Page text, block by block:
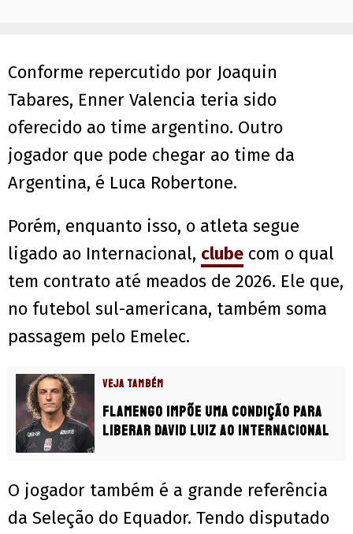
Conforme repercutido por Joaquin
Tabares, Enner Valencia teria sido
oferecido ao time argentino. Outro
jogador que pode chegar ao time da
Argentina, é Luca Robertone.
Porém, enquanto isso, o atleta segue
ligado ao Internacional, clube com o qual
tem contrato até meados de 2026. Ele que,
no futebol sul-americana, também soma
passagem pelo Emelec.
VEJA TAMBÉM
Flamengo impõe uma condição para
liberar David Luiz ao Internacional
O jogador também é a grande referência
da Seleção do Equador. Tendo disputado